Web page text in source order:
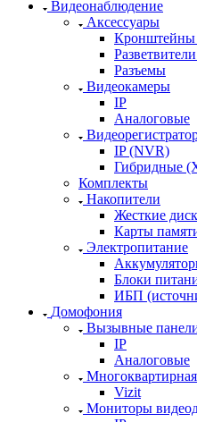
Видеонаблюдение
Аксессуары
Кронштейны
Разъемы
Видеокамеры
IP
Аналоговые
IP (NVR)
Гибридные
Комплекты
Накопители
Жесткие
Карты
Электропитание
Блоки
ИБП
Домофония
Вызывные
IP
Аналоговые
Vizit
Мониторы